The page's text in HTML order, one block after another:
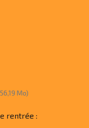
Mo)
rentrée :